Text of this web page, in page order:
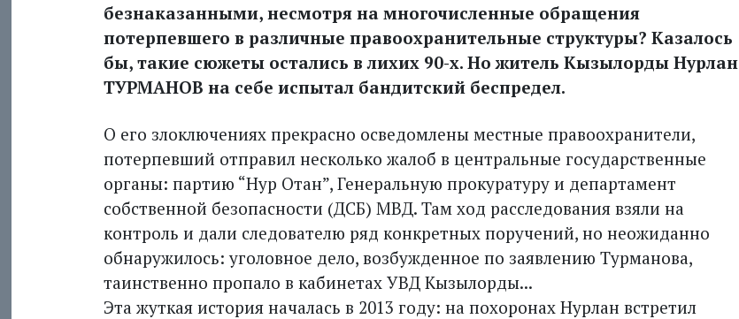
безнаказанными, несмотря на многочисленные обращения
потерпевшего в различные правоохранительные структуры? Казалось
бы, такие сюжеты остались в лихих 90-х. Но житель Кызылорды Нурлан
ТУРМАНОВ на себе испытал бандитский беспредел.
О его злоключениях прекрасно осведомлены местные правоохранители,
потерпевший отправил несколько жалоб в центральные государственные
органы: партию “Нур Отан”, Генеральную прокуратуру и департамент
собственной безопасности (ДСБ) МВД. Там ход расследования взяли на
контроль и дали следователю ряд конкретных поручений, но неожиданно
обнаружилось: уголовное дело, возбужденное по заявлению Турманова,
таинственно пропало в кабинетах УВД Кызылорды...
Эта жуткая история началась в 2013 году: на похоронах Нурлан встретил